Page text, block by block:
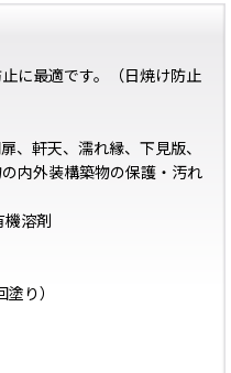
に最適です。（日焼け防止
、軒天、濡れ縁、下見版、
内外装構築物の保護・汚れ
溶剤
り）